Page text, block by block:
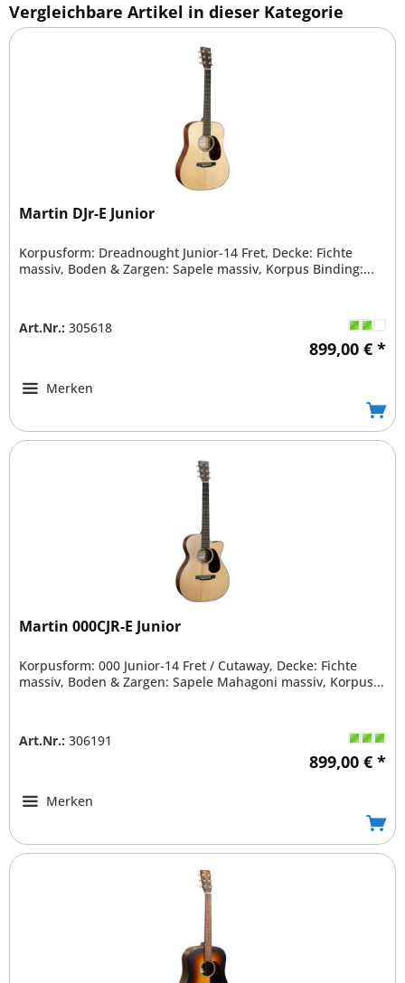
Vergleichbare Artikel in dieser Kategorie
Martin DJr-E Junior
Korpusform: Dreadnought Junior-14 Fret, Decke: Fichte
massiv, Boden & Zargen: Sapele massiv, Korpus Binding:...
Art.Nr.: 305618
899,00 € *
Merken
Martin 000CJR-E Junior
Korpusform: 000 Junior-14 Fret / Cutaway, Decke: Fichte
massiv, Boden & Zargen: Sapele Mahagoni massiv, Korpus...
Art.Nr.: 306191
899,00 € *
Merken